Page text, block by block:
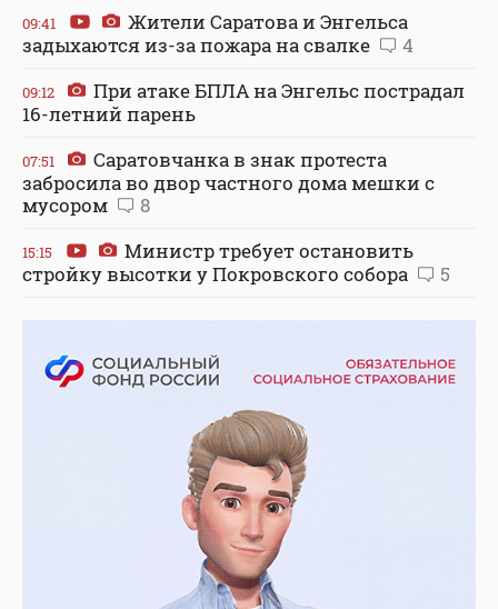
09:41
Жители Саратова и Энгельса
задыхаются из-за пожара на свалке
4
09:12
При атаке БПЛА на Энгельс пострадал
16-летний парень
07:51
Саратовчанка в знак протеста
забросила во двор частного дома мешки с
мусором
8
15:15
Министр требует остановить
стройку высотки у Покровского собора
5